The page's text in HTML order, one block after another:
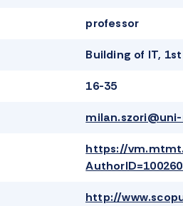
professor
Building of IT,
16-35
https://
http://